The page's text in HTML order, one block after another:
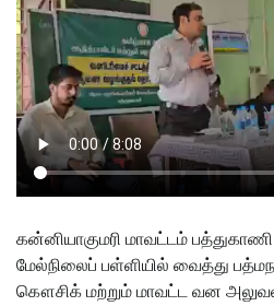
கன்னியாகுமரி மாவட்டம் பத்துகாணி
மேல்நிலைப் பள்ளியில் வைத்து
கௌசிக் மற்றும் மாவட்ட வன